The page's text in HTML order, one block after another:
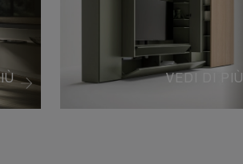
VEDI DI PIÙ